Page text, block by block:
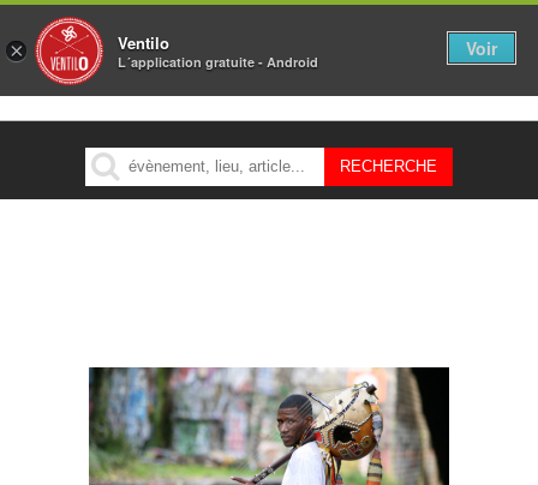
MENU
× Ventilo
L´application gratuite - Android
Voir